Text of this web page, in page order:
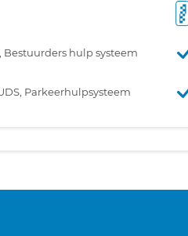
Bestuurders hulp systeem
Parkeerhulpsysteem